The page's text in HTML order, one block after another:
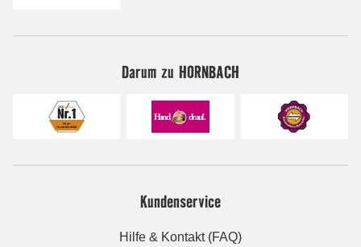
Darum zu HORNBACH
Kundenservice
Hilfe & Kontakt (FAQ)